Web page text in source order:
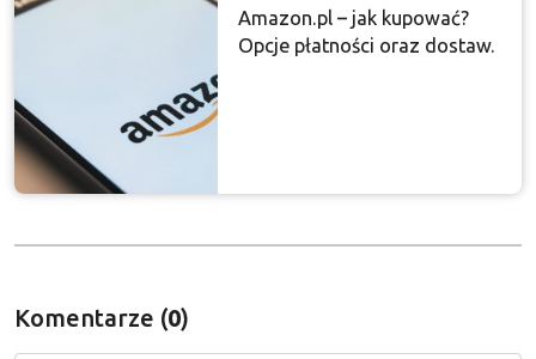
Amazon.pl – jak kupować?
Opcje płatności oraz dostaw.
Komentarze (0)